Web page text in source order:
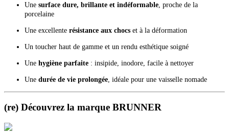
Une surface dure, brillante et indéformable , proche de la
porcelaine
Une excellente résistance aux chocs et à la déformation
Un toucher haut de gamme et un rendu esthétique soigné
Une hygiène parfaite : insipide, inodore, facile à nettoyer
Une durée de vie prolongée , idéale pour une vaisselle nomade
(re) Découvrez la marque BRUNNER